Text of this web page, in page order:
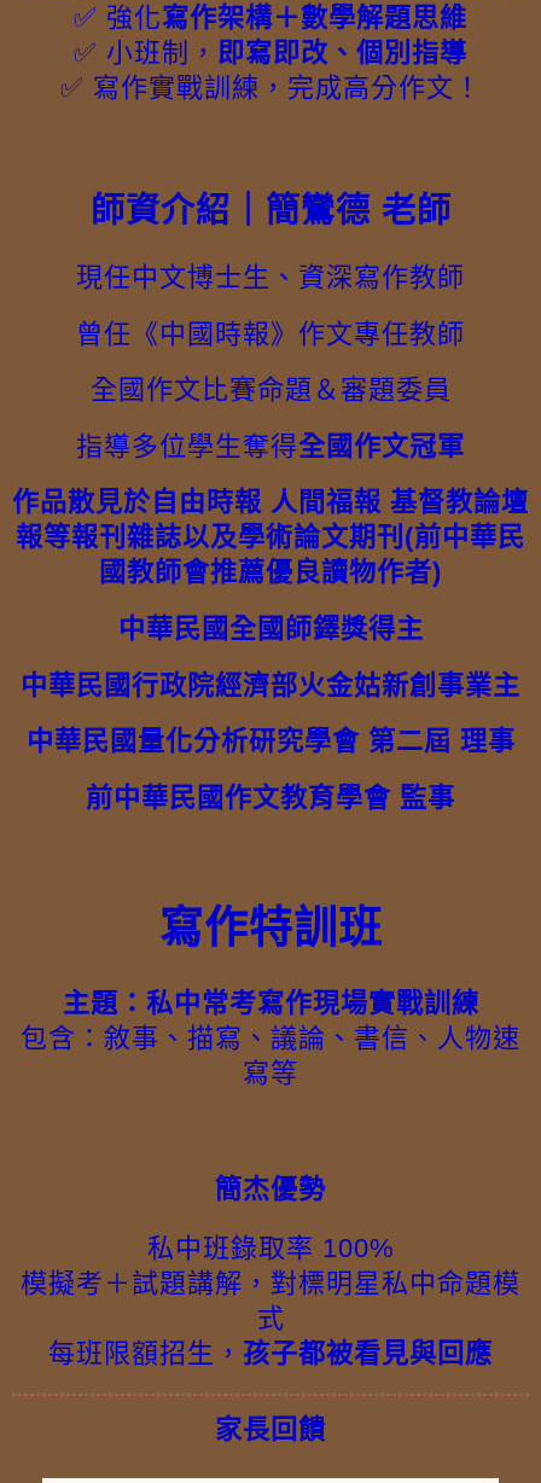
✅ 強化寫作架構＋數學解題思維
✅ 小班制， 即寫即改、個別指導
✅ 寫作實戰訓練，完成高分作文！
師資介紹｜簡鸞德 老師
現任中文博士生、資深寫作教師
曾任《中國時報》作文專任教師
全國作文比賽命題＆審題委員
指導多位學生奪得全國作文冠軍
作品散見於自由時報 人間福報 基督教論壇
報等報刊雜誌以及學術論文期刊(前中華民
國教師會推薦優良讀物作者)
中華民國全國師鐸獎得主
中華民國行政院經濟部火金姑新創事業主
中華民國量化分析研究學會 第二屆 理事
前中華民國作文教育學會 監事
寫作特訓班
主題：私中常考寫作現場實戰訓練
包含：敘事、描寫、議論、書信、人物速
寫等
簡杰優勢
私中班錄取率 100%
模擬考＋試題講解，對標明星私中命題模
式
每班限額招生， 孩子都被看見與回應
家長回饋